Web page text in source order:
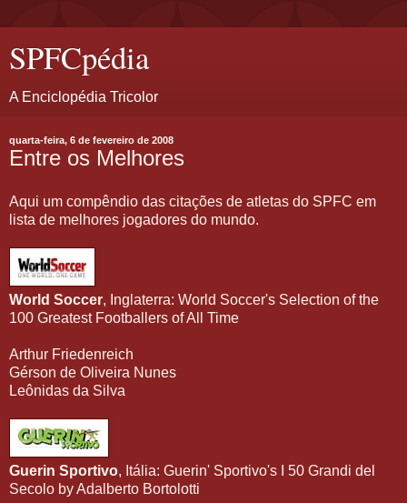
SPFCpédia
A Enciclopédia Tricolor
quarta-feira, 6 de fevereiro de 2008
Entre os Melhores
Aqui um compêndio das citações de atletas do SPFC em
lista de melhores jogadores do mundo.
World Soccer, Inglaterra: World Soccer's Selection of the
100 Greatest Footballers of All Time
Arthur Friedenreich
Gérson de Oliveira Nunes
Leônidas da Silva
Guerin Sportivo, Itália: Guerin' Sportivo's I 50 Grandi del
Secolo by Adalberto Bortolotti